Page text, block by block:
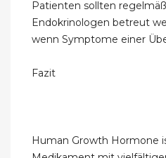
Patienten sollten
Endokrinologen betreut
wenn Symptome einer
Fazit
Human Growth Hormone